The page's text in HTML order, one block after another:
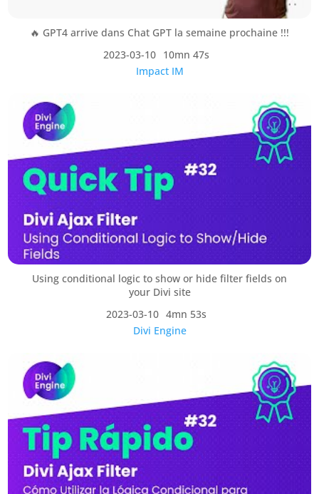
🔥 GPT4 arrive dans Chat GPT la semaine prochaine !!!
2023-03-10
10mn 47s
Impact IM
Using conditional logic to show or hide filter fields on
your Divi site
2023-03-10 4mn 53s
Divi Engine